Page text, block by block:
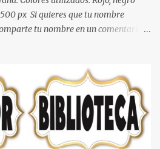
px Si quieres que tu nombre
tu nombre en un comentario y
Cama con diseño de ring de
de fiestas infantiles Cosas bonitas
de coche